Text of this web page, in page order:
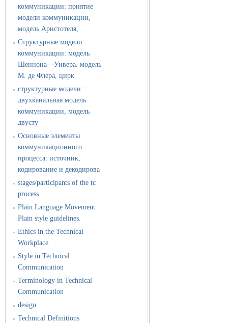
коммуникации: понятие
модели коммуникации,
модель Аристотеля,
» Структурные модели
коммуникации: модель
Шеннона—Уивера. модель
М. де Флера, цирк
» структурные модели :
двухканальная модель
коммуникации, модель
двусту
» Основные элементы
коммуникационного
процесса: источник,
кодирование и декодирова
» stages/participants of the tc
process
» Plain Language Movement.
Plain style guidelines.
» Ethics in the Technical
Workplace
» Style in Technical
Communication
» Terminology in Technical
Communication
» design
» Technical Definitions